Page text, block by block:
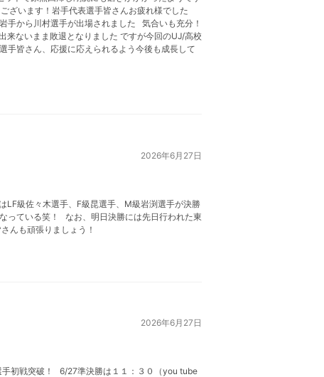
います！岩手代表選手皆さんお疲れ様でした
から川村選手が出場されました 気合いも充分！
来ないまま敗退となりました ですが今回のUJ/高校
皆さん、応援に応えられるよう今後も成長して
2026年6月27日
級佐々木選手、F級昆選手、M級岩渕選手が決勝
っている笑！ なお、明日決勝には先日行われた東
んも頑張りましょう！
2026年6月27日
初戦突破！ 6/27準決勝は１１：３０（you tube